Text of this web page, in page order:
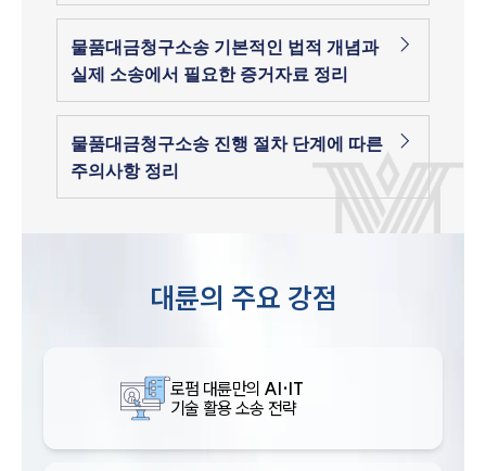
물품대금청구소송 기본적인 법적 개념과
실제 소송에서 필요한 증거자료 정리
물품대금청구소송 진행 절차 단계에 따른
주의사항 정리
대륜의 주요 강점
로펌 대륜만의 AI·IT
기술 활용 소송 전략